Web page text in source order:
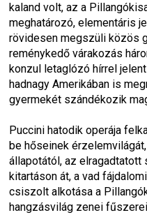
kaland volt, az a
meghatározó, elementáris
rövidesen megszüli közös
reménykedő várakozás
konzul letaglózó hírrel
hadnagy Amerikában is
gyermekét szándékozik
Puccini hatodik operája
be hőseinek
állapotától, az
kitartáson át, a vad
csiszolt alkotása a
hangzásvilág zenei